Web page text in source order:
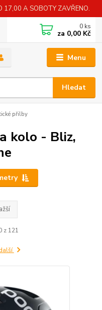
17,00 A SOBOTY ZAVŘENO.
Menu
Hledat
0 ks
za 0,00 Kč
přilby
kolo - Bliz,
z 121